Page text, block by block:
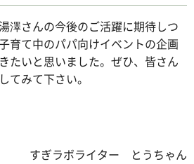
澤さんの今後のご活躍に期待しつ
育て中のパパ向けイベントの企画
たいと思いました。ぜひ、皆さん
てみて下さい。
すぎラボライター とうちゃん